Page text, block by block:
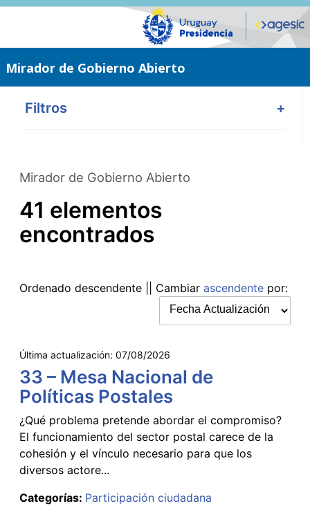
Saltar
Mirador de Gobierno Abierto
Filtros +
Mirador de Gobierno Abierto
41 elementos
encontrados
Ordenado descendente || Cambiar ascendente por:
Última actualización: 07/08/2026
33 – Mesa Nacional de
Políticas Postales
¿Qué problema pretende abordar el compromiso?
El funcionamiento del sector postal carece de la
cohesión y el vínculo necesario para que los
diversos actore...
Categorías: Participación ciudadana